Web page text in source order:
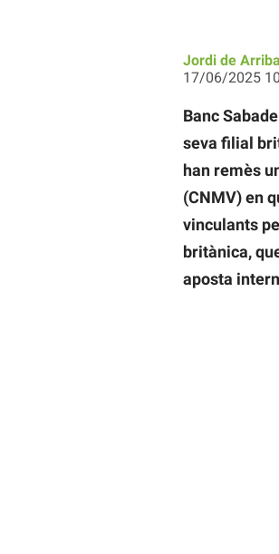
Jordi de Arriba
17/06/2025
Banc
seva filial
han remès
(CNMV) en
vinculants
britànica,
aposta